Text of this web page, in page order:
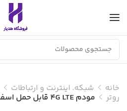
خانه شبکه. اینترنت و ارتباطات
روتر مودم 4G LTE قابل حمل اسفیورد مدل U800